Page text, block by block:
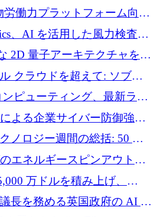
張するためにシリーズ B で
保
働力プラットフォーム向け
レシードを獲得
、AI を活用した風力検査の
400 万ポンド以上を確保
2D 量子アーキテクチャを拡
万ドルを調達
クラウドを超えて: ソブリ
ングに対する DFINITY の
ピューティング、最新ラウ
万ドルを目標
よる企業サイバー防御強化
ーロを調達
ノロジー週間の総括: 50 以
ユーロ以上を投資
エネルギースピンアウト原
万ポンドの資金調達でス
万ドルを積み上げ、
万ユーロの基金を立ち上
される
長を務める英国政府の AI タ